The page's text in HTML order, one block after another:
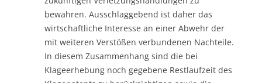
bewahren. Ausschlaggebend ist daher das
wirtschaftliche Interesse an einer Abwehr der
mit weiteren Verstößen verbundenen Nachteile.
In diesem Zusammenhang sind die bei
Klageerhebung noch gegebene Restlaufzeit des